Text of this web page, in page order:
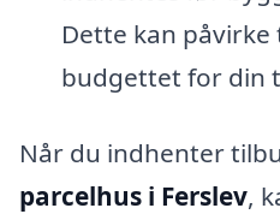
Dette kan påvirke
budgettet for din
Når du indhenter
parcelhus i Ferslev,